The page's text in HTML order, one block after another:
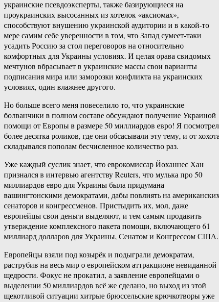
украинские псевдоэксперты, также базирующиеся на
проукраинских высосанных из хотелок «аксиомах»,
способствуют внушению украинской аудитории и в какой-то
мере самим себе уверенности в том, что Запад сумеет-таки
усадить Россию за стол переговоров на относительно
комфортных для Украины условиях. И целая орава свидомых
мечтунов вбрасывает в украинские массы свои варианты
подписания мира или заморозки конфликта на украинских
условиях, один влажнее другого.
Но больше всего меня повеселило то, что украинские
болванчики в полном составе обсуждают получение Украиной
помощи от Европы в размере 50 миллиардов евро! Я посмотрел
более десятка роликов, где они обсасывали эту тему, и от
складывался пополам бесчисленное количество раз.
Уже каждый суслик знает, что еврокомиссар Йоханнес Хан
признался в интервью агентству Reuters, что мулька про 50
миллиардов евро для Украины была придумана
вашингтонскими демократами, дабы повлиять на
сенаторов и конгрессменов. Пристыдить их, мол, даже
европейцы свои деньги выделяют, и тем самым продавить
утверждение комплексного пакета помощи, включающего 61
миллиард долларов для Украины, Сенатом и Конгрессом США.
Европейцы взяли под козырёк и подыграли демократам,
раструбив на весь мир о европейском аттракционе невиданной
щедрости. Фокус не прокатил, а заявление европейцами о
выделении 50 миллиардов всё же сделано, но выход из этой
щекотливой ситуации хитрые брюссельские крючкотворы уже